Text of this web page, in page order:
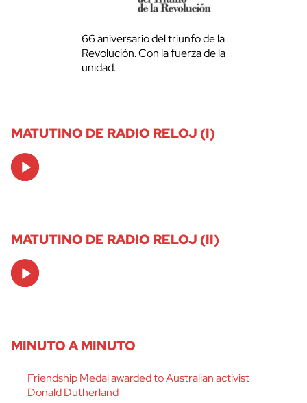
66 aniversario del triunfo de la
Revolución. Con la fuerza de la
unidad.
MATUTINO DE RADIO RELOJ (I)
Audio
Player
MATUTINO DE RADIO RELOJ (II)
Audio
Player
MINUTO A MINUTO
Friendship Medal awarded to Australian activist
Donald Dutherland